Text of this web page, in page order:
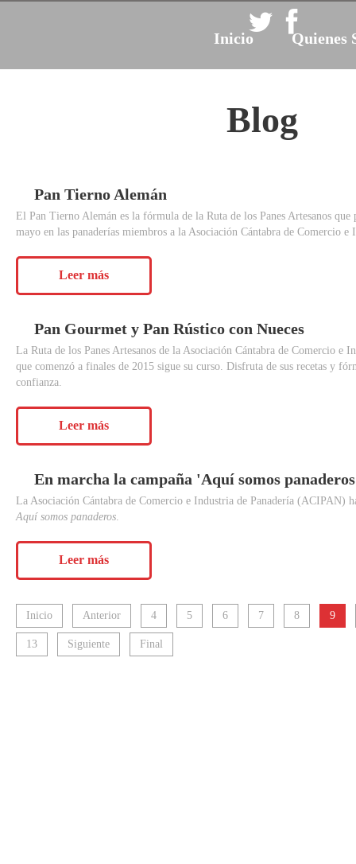
Inicio Quienes
Blog
Pan Tierno Alemán
El Pan Tierno Alemán es la fórmula de la Ruta de los Panes Artesanos que
mayo en las panaderías miembros a la Asociación Cántabra de Comercio
Leer más
Pan Gourmet y Pan Rústico con Nueces
La Ruta de los Panes Artesanos de la Asociación Cántabra de Comercio e
que comenzó a finales de 2015 sigue su curso. Disfruta de sus recetas y
confianza.
Leer más
En marcha la campaña 'Aquí somos
La Asociación Cántabra de Comercio e Industria de Panadería (ACIPAN)
Aquí somos panaderos
Leer más
Inicio Anterior 4 5 6 7 8 9
13 Siguiente Final